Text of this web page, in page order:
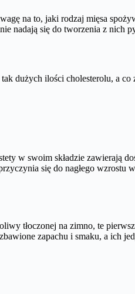
na to, jaki rodzaj mięsa
nadają się do tworzenia z nich
dużych ilości cholesterolu, a co
w swoim składzie zawierają
się do nagłego wzrostu
tłoczonej na zimno, te
zapachu i smaku, a ich